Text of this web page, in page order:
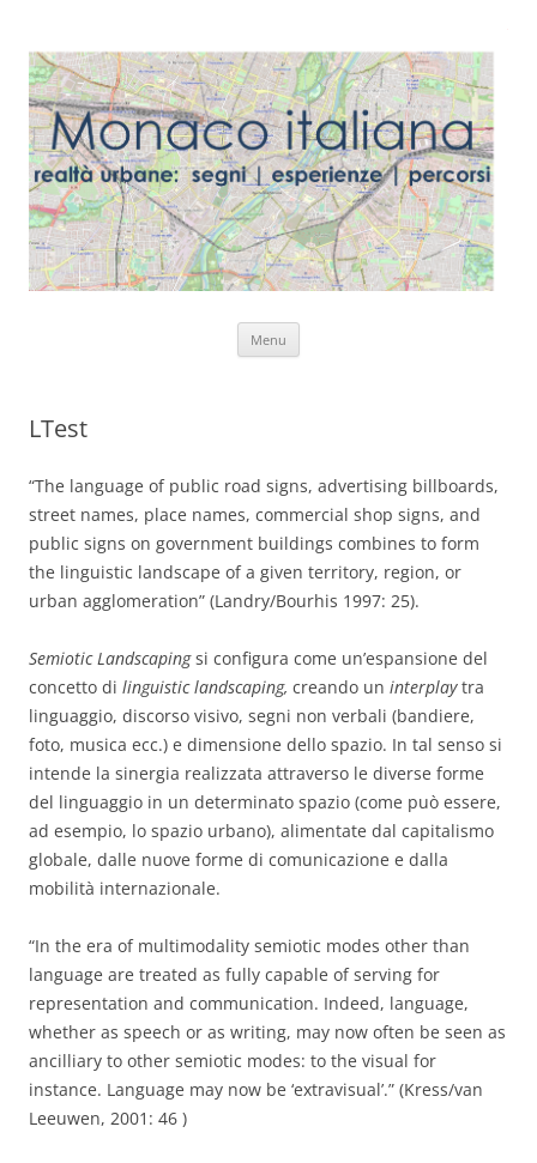
Menu
LTest
“The language of public road signs, advertising billboards,
street names, place names, commercial shop signs, and
public signs on government buildings combines to form
the linguistic landscape of a given territory, region, or
urban agglomeration” (Landry/Bourhis 1997: 25).
Semiotic Landscapingsi configura come un’espansione del
concetto di linguistic landscaping, creando un interplaytra
linguaggio, discorso visivo, segni non verbali (bandiere,
foto, musica ecc.) e dimensione dello spazio. In tal senso si
intende la sinergia realizzata attraverso le diverse forme
del linguaggio in un determinato spazio (come può essere,
ad esempio, lo spazio urbano), alimentate dal capitalismo
globale, dalle nuove forme di comunicazione e dalla
mobilità internazionale.
“In the era of multimodality semiotic modes other than
language are treated as fully capable of serving for
representation and communication. Indeed, language,
whether as speech or as writing, may now often be seen as
ancilliary to other semiotic modes: to the visual for
instance. Language may now be ‘extravisual’.” (Kress/van
Leeuwen, 2001: 46 )